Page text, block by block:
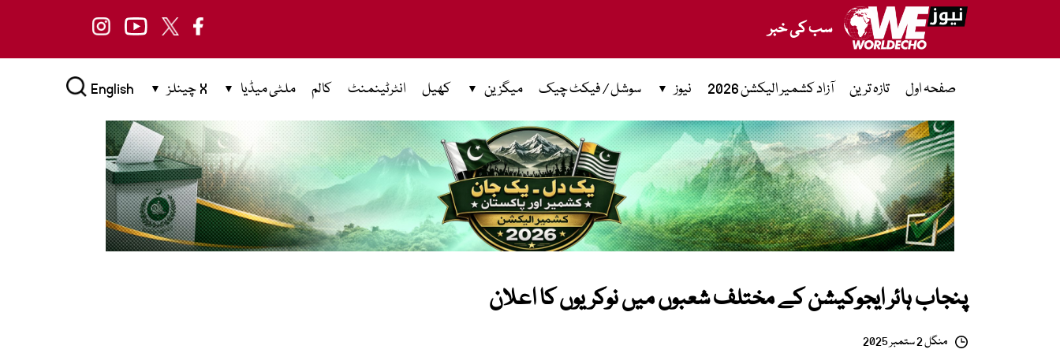
سب کی خبر
صفحہ اول تازہ ترین آزاد کشمیر الیکشن 2026 نیوز سوشل / فیکٹ چیک میگزین کھیل انٹرٹینمنٹ کالم ملٹی میڈیا X چینلز English
پنجاب ہائر ایجوکیشن کے مختلف شعبوں میں نوکریوں کا اعلان
منگل 2 ستمبر 2025